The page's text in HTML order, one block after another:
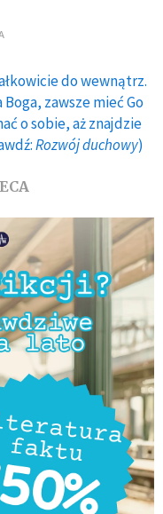
do wewnątrz.
zawsze mieć Go
o sobie, aż znajdzie
Rozwój duchowy)